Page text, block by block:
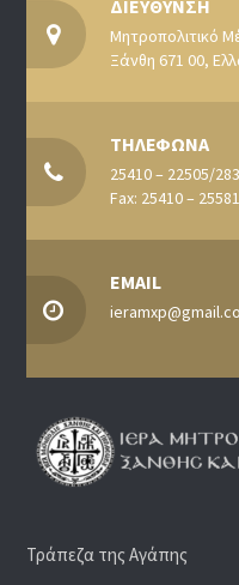
ΔΙΕΥΘΥΝΣΗ
Μητροπολιτικό
Ξάνθη 671 00,
ΤΗΛΕΦΩΝΑ
25410 – 22505/
Fax: 25410 – 25581
EMAIL
Τράπεζα της Αγάπης